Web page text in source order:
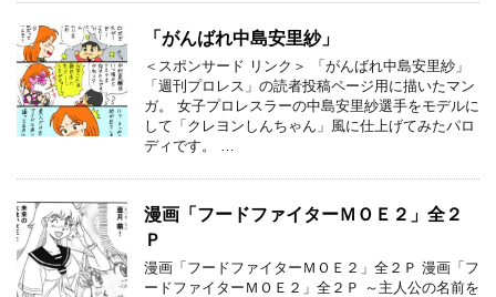
「がんばれ中島安里紗」
＜スポンサード リンク＞ 「がんばれ中島安里紗」
「週刊プロレス」の読者投稿ページ用に描いたマン
ガ。 女子プロレスラーの中島安里紗選手をモデルに
して「クレヨンしんちゃん」風に仕上げてみたパロ
ディです。 …
漫画「フードファイターＭＯＥ２」全２
Ｐ
漫画「フードファイターＭＯＥ２」全２Ｐ 漫画「フ
ードファイターＭＯＥ２」全２Ｐ ～主人公の名前を